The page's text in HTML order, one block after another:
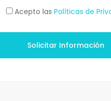
Acepto las Políticas de